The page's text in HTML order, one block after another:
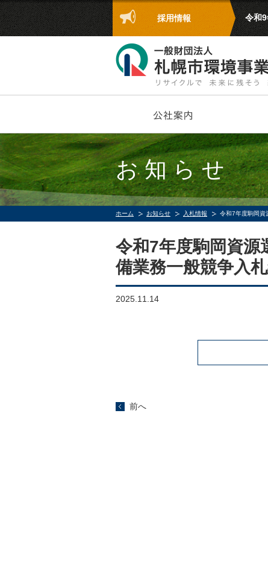
採用情報 令和
お知らせ
ホーム お知らせ 入札情報 令和7年度駒岡資
令和7年度駒岡資
備業務一般競争入
2025.11.14
前へ